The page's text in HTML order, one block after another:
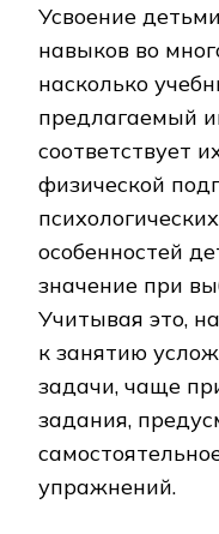
Усвоение
навыков во
насколько
предлагаемый
соответствует
физической
особенностей
значение при
Учитывая это,
к занятию
задачи, чаще
задания,
упражнений.